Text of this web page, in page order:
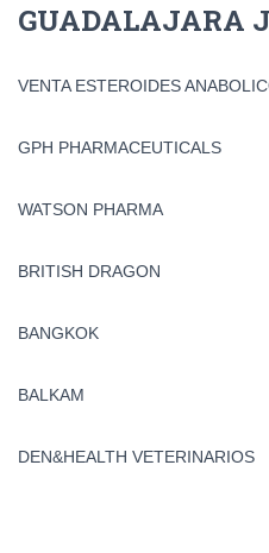
GUADALAJARA
VENTA ESTEROIDES
GPH PHARMACEUTICALS
WATSON PHARMA
BRITISH DRAGON
BANGKOK
BALKAM
DEN&HEALTH VETERINARIOS